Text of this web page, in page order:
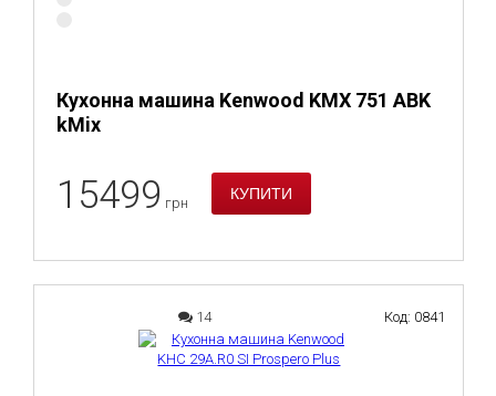
Кухонна машина Kenwood KMX 751 ABK
kMix
15499 грн
14 Код: 0841